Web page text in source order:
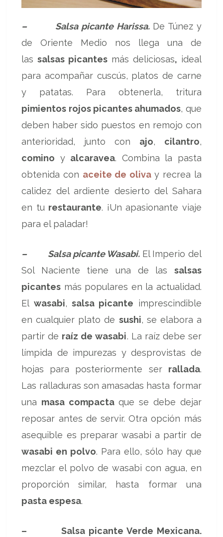
– Salsa picante Harissa.De Túnez y
de Oriente Medio nos llega una de
lassalsas picantes más deliciosas, ideal
para acompañar cuscús, platos de carne
y patatas. Para obtenerla, tritura
pimientos rojos picantes ahumados, que
deben haber sido puestos en remojo con
anterioridad, junto con ajo, cilantro,
comino y alcaravea. Combina la pasta
obtenida con aceite de olivay recrea la
calidez del ardiente desierto del Sahara
en tu restaurante. ¡Un apasionante viaje
para el paladar!
– Salsa picante Wasabi. El Imperio del
Sol Naciente tiene una de las salsas
picantes más populares en la actualidad.
El wasabi, salsa picante imprescindible
en cualquier plato de sushi, se elabora a
partir de raíz de wasabi. La raíz debe ser
límpida de impurezas y desprovistas de
hojas para posteriormente ser rallada.
Las ralladuras son amasadas hasta formar
una masa compactaque se debe dejar
reposar antes de servir. Otra opción más
asequible es preparar wasabi a partir de
wasabi en polvo. Para ello, sólo hay que
mezclar el polvo de wasabi con agua, en
proporción similar, hasta formar una
pasta espesa.
– Salsa picante Verde Mexicana.